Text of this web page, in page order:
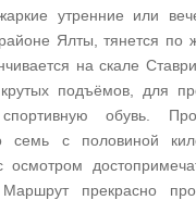
утренние или
Ялты, тянется по
на скале
подъёмов, для
обувь.
семь с половиной
прекрасно